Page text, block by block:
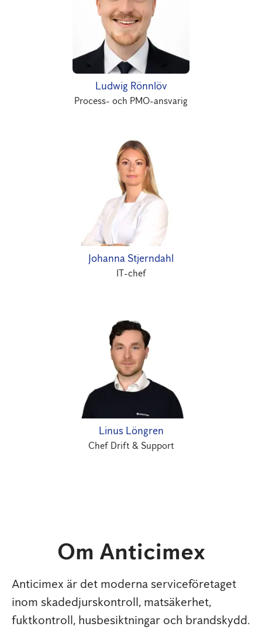
Ludwig Rönnlöv
Process- och PMO-ansvarig
Johanna Stjerndahl
IT-chef
Linus Löngren
Chef Drift & Support
Om Anticimex
Anticimex är det moderna serviceföretaget
inom skadedjurskontroll, matsäkerhet,
fuktkontroll, husbesiktningar och brandskydd.